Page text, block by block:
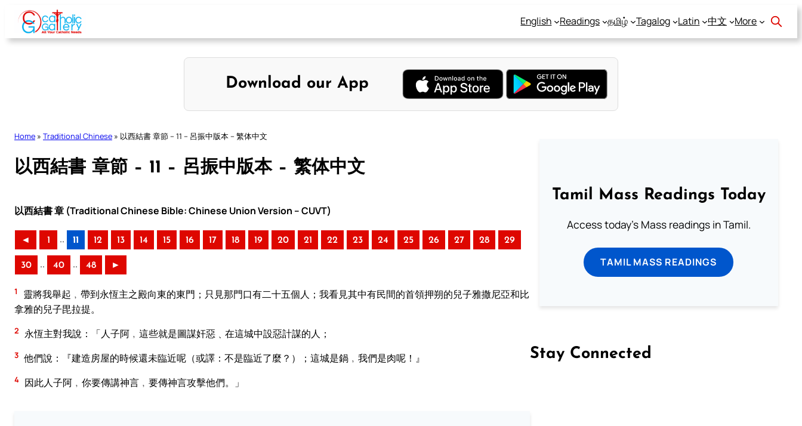
Skip
content
English Readings தமிழ் Tagalog Latin 中文 More
Download our App
Home » Traditional Chinese » 以西結書 章節 – 11 – 呂振中版本 – 繁体中文
以西結書 章節 – 11 – 呂振中版本 – 繁体中文
以西結書 章 (Traditional Chinese Bible: Chinese Union Version – CUVT)
◄ 1 .. 11 12 13 14 15 16 17 18 19 20 21 22 23 24 25 26 27 28 29
30 .. 40 .. 48 ►
1
靈將我舉起﹐帶到永恆主之殿向東的東門；只見那門口有二十五個人；我看見其中有民間的首領押朔的兒子雅撒尼亞和比
拿雅的兒子毘拉提。
2 永恆主對我說：「人子阿﹐這些就是圖謀奸惡﹑在這城中設惡計謀的人；
3 他們說：『建造房屋的時候還未臨近呢（或譯：不是臨近了麼？）；這城是鍋﹐我們是肉呢！』
4 因此人子阿﹐你要傳講神言﹐要傳神言攻擊他們。」
Tamil Mass Readings Today
Access today's Mass readings in Tamil.
TAMIL MASS READINGS
Stay Connected